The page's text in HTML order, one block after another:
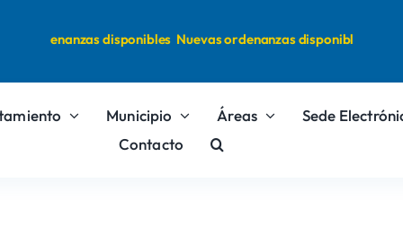
ordenanzas disponibles Nuevas ordenanzas disponibles
Municipio Áreas
Sede
Contacto